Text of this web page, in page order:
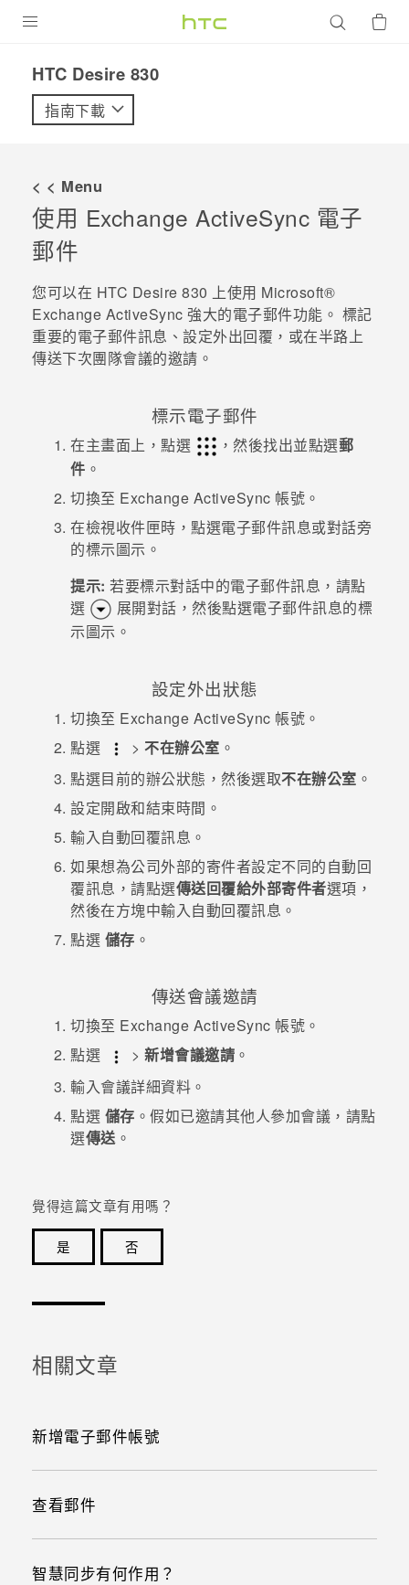
VIVE
配件
VIVERSE
優惠專區
焦點訊息
校園專案
銷售門市
銷售通路
支援服務
HTC Desire 830‎
指南下載
< < Menu
使用 Exchange ActiveSync 電子
郵件
您可以在 HTC Desire 830 上使用 Microsoft®
Exchange ActiveSync 強大的電子郵件功能。 標記
重要的電子郵件訊息、設定外出回覆，或在半路上
傳送下次團隊會議的邀請。
標示電子郵件
在主畫面上，點選 ，然後找出並點選郵
件 。
切換至 Exchange ActiveSync 帳號。
在檢視收件匣時，點選電子郵件訊息或對話旁
的標示圖示。
提示: 若要標示對話中的電子郵件訊息，請點
選
展開對話，然後點選電子郵件訊息的標
示圖示。
設定外出狀態
切換至 Exchange ActiveSync 帳號。
點選
> 不在辦公室 。
點選目前的辦公狀態，然後選取不在辦公室 。
設定開啟和結束時間。
輸入自動回覆訊息。
如果想為公司外部的寄件者設定不同的自動回
覆訊息，請點選傳送回覆給外部寄件者選項，
然後在方塊中輸入自動回覆訊息。
點選 儲存 。
傳送會議邀請
切換至 Exchange ActiveSync 帳號。
點選
> 新增會議邀請 。
輸入會議詳細資料。
點選 儲存 。假如已邀請其他人參加會議，請點
選傳送。
覺得這篇文章有用嗎？
是
否
相關文章
新增電子郵件帳號
查看郵件
智慧同步有何作用？